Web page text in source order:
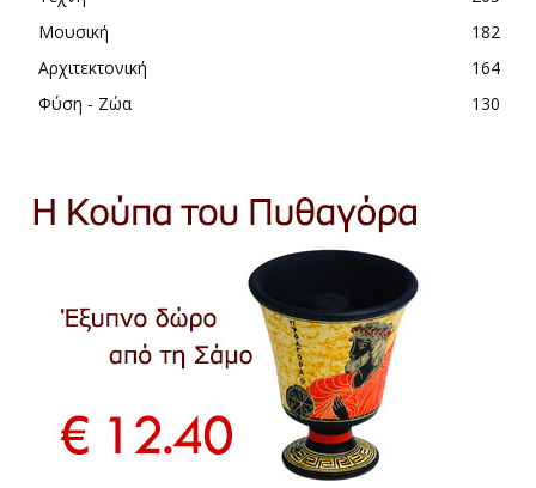
Μουσική
182
Αρχιτεκτονική
164
Φύση - Ζώα
130